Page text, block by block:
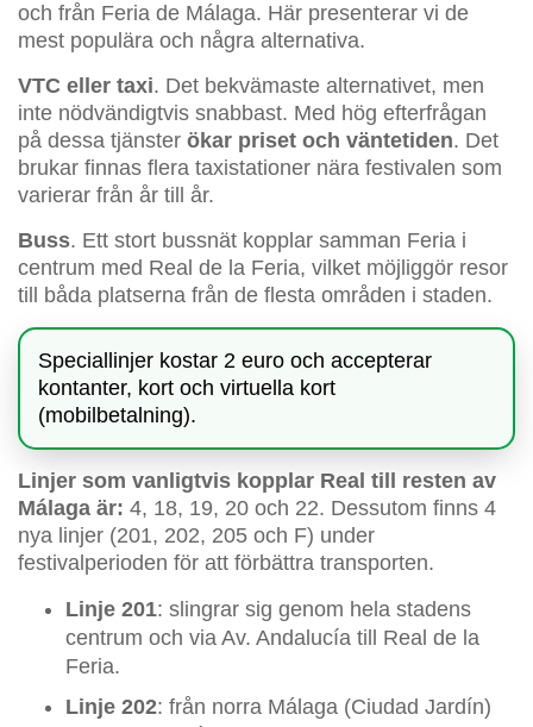
och från Feria de Málaga. Här presenterar vi de
mest populära och några alternativa.
VTC eller taxi. Det bekvämaste alternativet, men
inte nödvändigtvis snabbast. Med hög efterfrågan
på dessa tjänster ökar priset och väntetiden. Det
brukar finnas flera taxistationer nära festivalen som
varierar från år till år.
Buss. Ett stort bussnät kopplar samman Feria i
centrum med Real de la Feria, vilket möjliggör resor
till båda platserna från de flesta områden i staden.
Speciallinjer kostar 2 euro och accepterar
kontanter, kort och virtuella kort
(mobilbetalning).
Linjer som vanligtvis kopplar Real till resten av
Málaga är: 4, 18, 19, 20 och 22. Dessutom finns 4
nya linjer (201, 202, 205 och F) under
festivalperioden för att förbättra transporten.
Linje 201: slingrar sig genom hela stadens
centrum och via Av. Andalucía till Real de la
Feria.
Linje 202: från norra Málaga (Ciudad Jardín)